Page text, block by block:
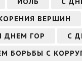
ВЕРШИН
ДНЕМ ГОР
С
БОРЬБЫ С